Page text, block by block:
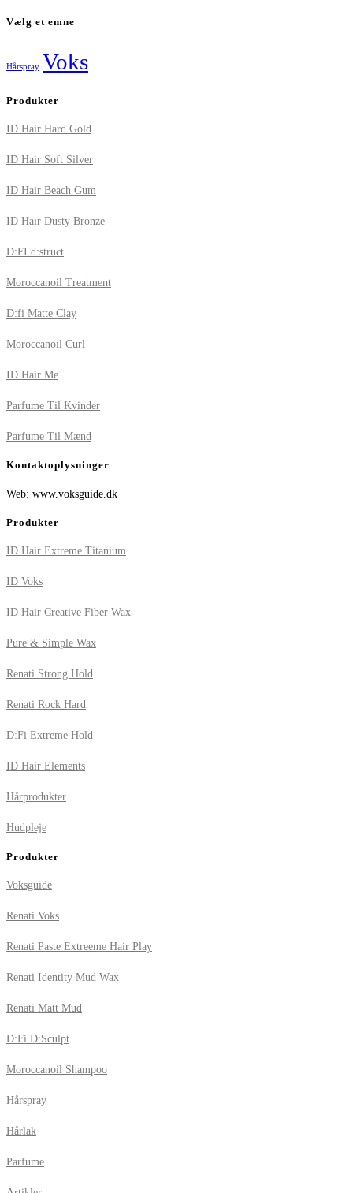
Vælg et emne
Hårspray Voks
Produkter
ID Hair Hard Gold
ID Hair Soft Silver
ID Hair Beach Gum
ID Hair Dusty Bronze
D:FI d:struct
Moroccanoil Treatment
D:fi Matte Clay
Moroccanoil Curl
ID Hair Me
Parfume Til Kvinder
Parfume Til Mænd
Kontaktoplysninger
Web: www.voksguide.dk
Produkter
ID Hair Extreme Titanium
ID Voks
ID Hair Creative Fiber Wax
Pure & Simple Wax
Renati Strong Hold
Renati Rock Hard
D:Fi Extreme Hold
ID Hair Elements
Hårprodukter
Hudpleje
Produkter
Voksguide
Renati Voks
Renati Paste Extreeme Hair Play
Renati Identity Mud Wax
Renati Matt Mud
D:Fi D:Sculpt
Moroccanoil Shampoo
Hårspray
Hårlak
Parfume